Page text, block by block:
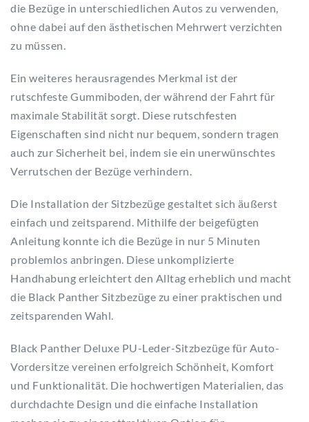
die Bezüge in unterschiedlichen Autos zu verwenden,
ohne dabei auf den ästhetischen Mehrwert verzichten
zu müssen.
Ein weiteres herausragendes Merkmal ist der
rutschfeste Gummiboden, der während der Fahrt für
maximale Stabilität sorgt. Diese rutschfesten
Eigenschaften sind nicht nur bequem, sondern tragen
auch zur Sicherheit bei, indem sie ein unerwünschtes
Verrutschen der Bezüge verhindern.
Die Installation der Sitzbezüge gestaltet sich äußerst
einfach und zeitsparend. Mithilfe der beigefügten
Anleitung konnte ich die Bezüge in nur 5 Minuten
problemlos anbringen. Diese unkomplizierte
Handhabung erleichtert den Alltag erheblich und macht
die Black Panther Sitzbezüge zu einer praktischen und
zeitsparenden Wahl.
Black Panther Deluxe PU-Leder-Sitzbezüge für Auto-
Vordersitze vereinen erfolgreich Schönheit, Komfort
und Funktionalität. Die hochwertigen Materialien, das
durchdachte Design und die einfache Installation